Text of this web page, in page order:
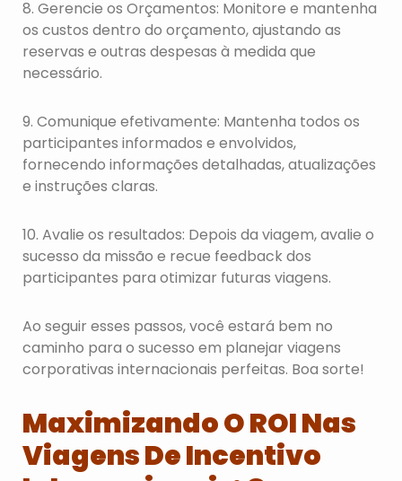
8. Gerencie os Orçamentos: Monitore e mantenha
os custos dentro do orçamento, ajustando as
reservas e outras despesas à medida que
necessário.
9. Comunique efetivamente: Mantenha todos os
participantes informados e envolvidos,
fornecendo informações detalhadas, atualizações
e instruções claras.
10. Avalie os resultados: Depois da viagem, avalie o
sucesso da missão e recue feedback dos
participantes para otimizar futuras viagens.
Ao seguir esses passos, você estará bem no
caminho para o sucesso em planejar viagens
corporativas internacionais perfeitas. Boa sorte!
Maximizando O ROI Nas
Viagens De Incentivo